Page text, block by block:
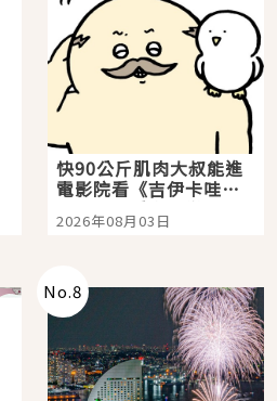
快90公斤肌肉大叔能進
電影院看《吉伊卡哇》
嗎？日本重金屬樂團
「打首」會長與nagano
2026年08月03日
No.8